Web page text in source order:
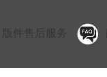
版件售后服务